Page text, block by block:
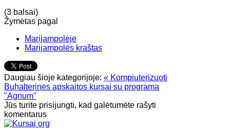
(3 balsai)
Žymėtas pagal
Marijampolėje
Marijampolės kraštas
Daugiau šioje kategorijoje: « Kompiuterizuoti
Buhalterinės apskaitos kursai su programa
"Agnum"
Jūs turite prisijungti, kad galėtumėte rašyti
komentarus